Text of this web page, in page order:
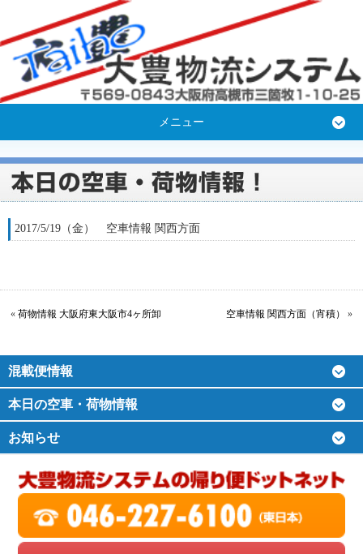
メニュー
2017/5/19（金） 空車情報 関西方面
« 荷物情報 大阪府東大阪市4ヶ所卸 空車情報 関西方面（宵積） »
混載便情報
本日の空車・荷物情報
お知らせ